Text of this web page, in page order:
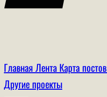
Главная Лента Карта постов
Другие проекты